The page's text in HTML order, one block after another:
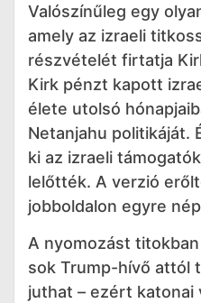
Valószínűleg egy
amely az izraeli
részvételét firtatja
Kirk pénzt kapott
élete utolsó
Netanjahu politikáját.
ki az izraeli
lelőtték. A verzió
jobboldalon egyre
A nyomozást
sok Trump-hívő attól
juthat – ezért katonai